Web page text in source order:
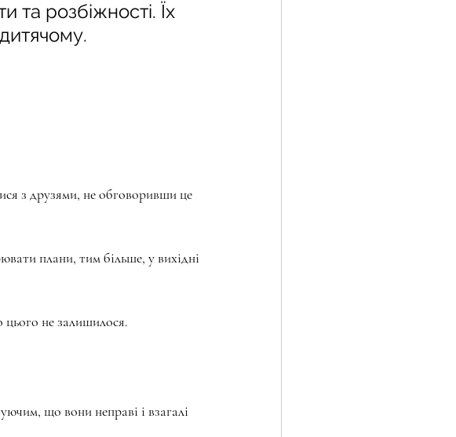
та розбіжності. Їх
з друзями, не обговоривши це
плани, тим більше, у вихідні
не залишилося.
що вони неправі і взагалі